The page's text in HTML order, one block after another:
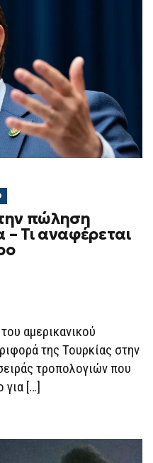
πώληση
Τι αναφέρεται
αμερικανικού
της Τουρκίας στην
τροπολογιών που
για […]